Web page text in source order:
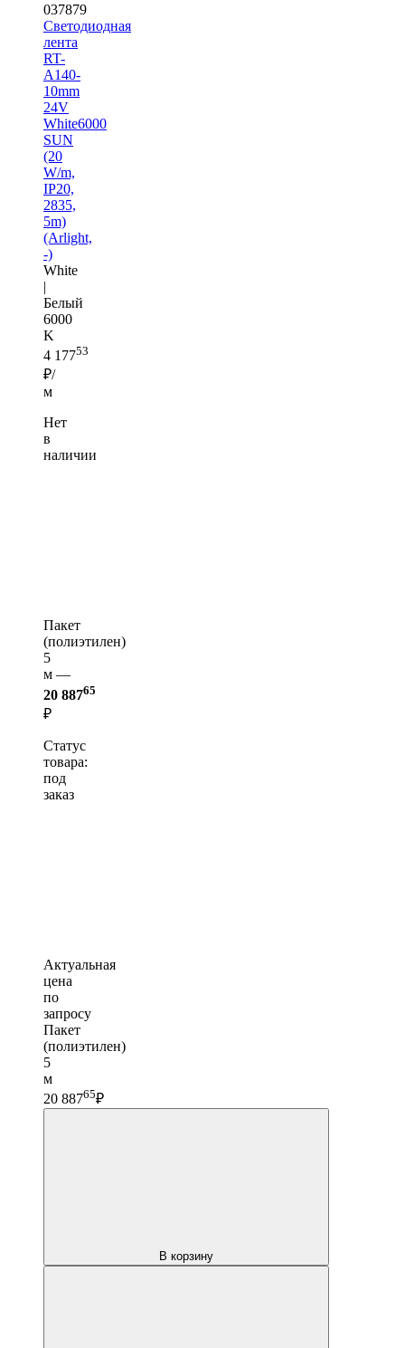
037879
Светодиодная
лента
RT-
A140-
10mm
24V
White6000
SUN
(20
W/m,
IP20,
2835,
5m)
(Arlight,
-)
White
|
Белый
6000
K
4 17753
₽/
м
Нет
в
наличии
Пакет
(полиэтилен)
5
м —
20 88765
₽
Статус
товара:
под
заказ
Актуальная
цена
по
запросу
Пакет
(полиэтилен)
5
м
20 88765₽
В корзину